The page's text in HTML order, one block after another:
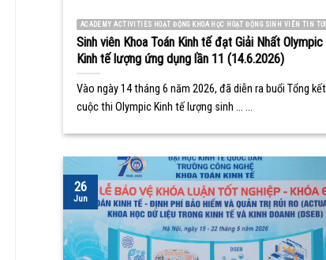
ACADEMY ACTIVITIES HOẠT ĐỘNG KHOA HỌC HOẠT ĐỘNG SINH VIÊN TIN
Sinh viên Khoa Toán Kinh tế đạt Giải Nhất Olympic
Kinh tế lượng ứng dụng lần 11 (14.6.2026)
Vào ngày 14 tháng 6 năm 2026, đã diễn ra buổi Tổng kết
cuộc thi Olympic Kinh tế lượng sinh ... ...
26
Jun